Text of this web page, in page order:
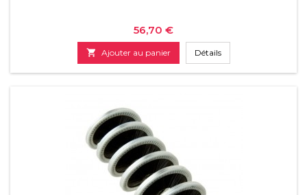
Prix
56,70 €
 Ajouter au panier Détails